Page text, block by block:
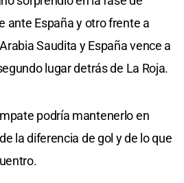
ante España y otro frente a
Saudita y España vence a
lugar detrás de La Roja.
podría mantenerlo en
la diferencia de gol y de lo que